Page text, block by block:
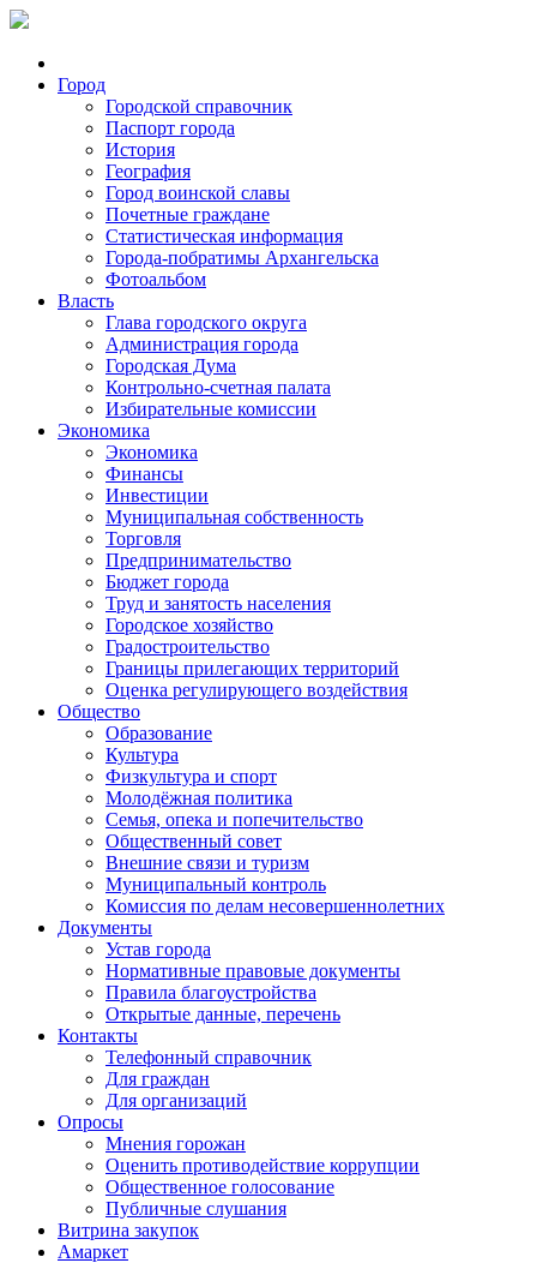
Город
Городской справочник
Паспорт города
История
География
Город воинской славы
Почетные граждане
Статистическая информация
Города-побратимы Архангельска
Фотоальбом
Власть
Глава городского округа
Администрация города
Городская Дума
Контрольно-счетная палата
Избирательные комиссии
Экономика
Экономика
Финансы
Инвестиции
Муниципальная собственность
Торговля
Предпринимательство
Бюджет города
Труд и занятость населения
Городское хозяйство
Градостроительство
Границы прилегающих территорий
Оценка регулирующего воздействия
Общество
Образование
Культура
Физкультура и спорт
Молодёжная политика
Семья, опека и попечительство
Общественный совет
Внешние связи и туризм
Муниципальный контроль
Комиссия по делам несовершеннолетних
Документы
Устав города
Нормативные правовые документы
Правила благоустройства
Открытые данные, перечень
Контакты
Телефонный справочник
Для граждан
Для организаций
Опросы
Мнения горожан
Оценить противодействие коррупции
Общественное голосование
Публичные слушания
Витрина закупок
Амаркет